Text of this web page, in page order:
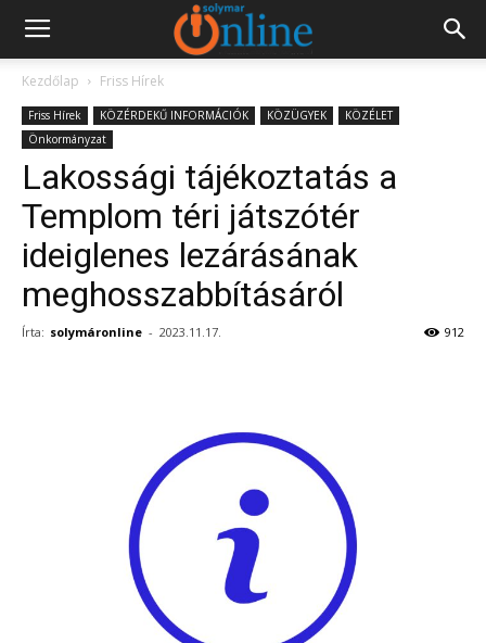
Kezdőlap Friss Hírek
Friss Hírek KÖZÉRDEKŰ INFORMÁCIÓK KÖZÜGYEK
KÖZÉLET
Önkormányzat
Lakossági tájékoztatás a
Templom téri játszótér
ideiglenes lezárásának
meghosszabbításáról
Írta: solymáronline - 2023.11.17. 912